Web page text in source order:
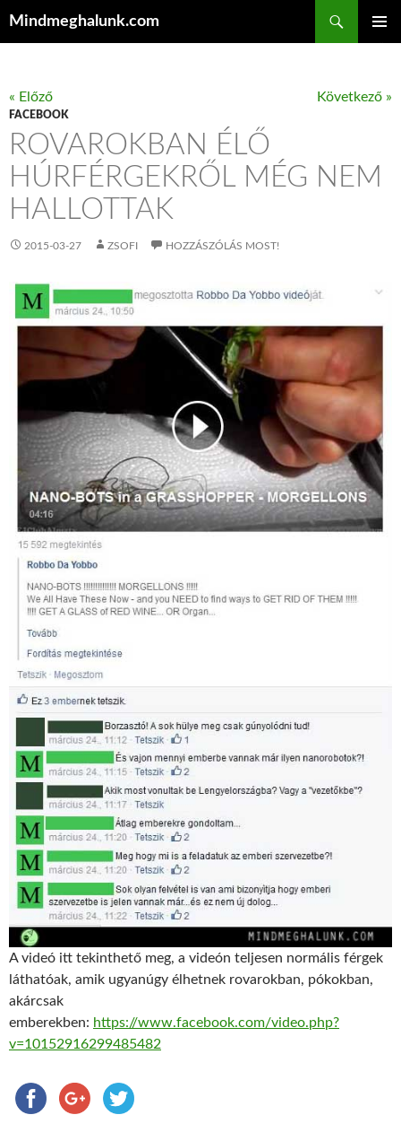
Mindmeghalunk.com
« Előző Következő »
FACEBOOK
ROVAROKBAN ÉLŐ
HÚRFÉRGEKRŐL MÉG NEM
HALLOTTAK
2015-03-27 ZSOFI HOZZÁSZÓLÁS MOST!
A videó itt tekinthető meg, a videón teljesen normális férgek
láthatóak, amik ugyanúgy élhetnek rovarokban, pókokban,
akárcsak
emberekben: https://www.facebook.com/video.php?
v=10152916299485482